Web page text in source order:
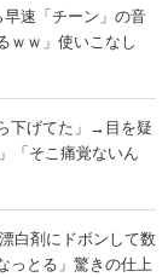
早速「チーン」の音
ｗ」使いこなし
下げてた」→目を疑
「そこ痛覚ないん
白剤にドボンして数
とる」驚きの仕上